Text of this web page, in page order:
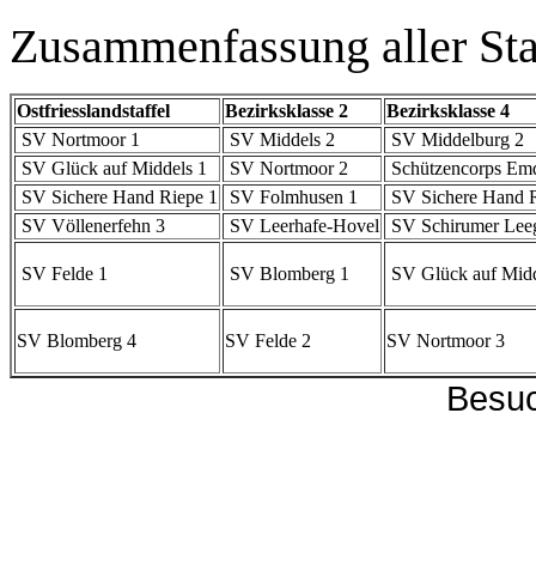
Zusammenfassung aller
Ostfriesslandstaffel Bezirksklasse 2
Bezirksklasse 4
SV Nortmoor 1
SV Middels 2
SV Middelburg 2
SV Glück auf Middels 1
SV Nortmoor 2
Schützencorps
SV Sichere Hand Riepe 1
SV Folmhusen 1
SV Sichere Hand
SV Völlenerfehn 3
SV Leerhafe-Hovel SV Schirumer
SV Felde 1 SV Blomberg 1 SV Glück auf
SV Blomberg 4 SV Felde 2 SV Nortmoor 3